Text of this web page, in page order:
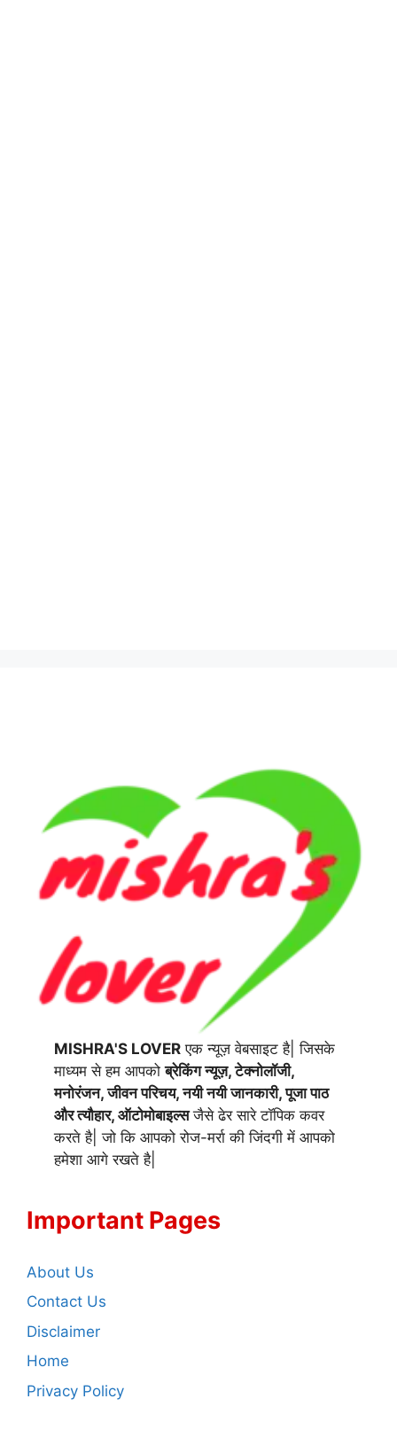
MISHRA'S LOVER एक न्यूज़ वेबसाइट है| जिसके
माध्यम से हम आपकोब्रेकिंग न्यूज़, टेक्नोलॉजी,
मनोरंजन, जीवन परिचय, नयी नयी जानकारी, पूजा पाठ
और त्यौहार, ऑटोमोबाइल्सजैसे ढेर सारे टॉपिक कवर
करते है| जो कि आपको रोज-मर्रा की जिंदगी में आपको
हमेशा आगे रखते है|
Important Pages
About Us
Contact Us
Disclaimer
Home
Privacy Policy